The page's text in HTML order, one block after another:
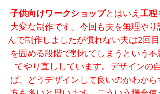
子供向けワークショップとはいえ 工程
大変な制作です。今回も夫を無理や
んで制作しましたが慣れない夫は2回
を固める段階で割れてしまうという
てやり直ししています。デザインの
ば、どうデザインして良いのかわから